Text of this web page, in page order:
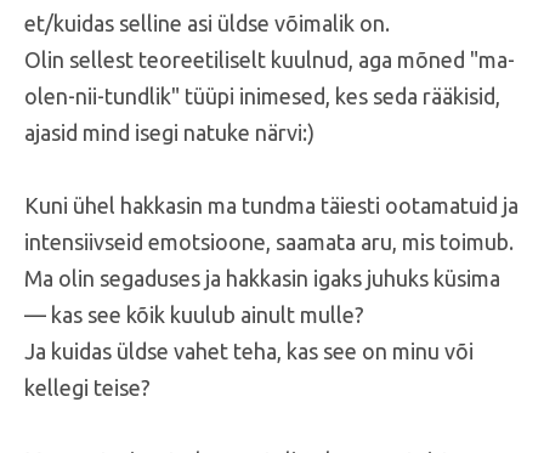
et/kuidas selline asi üldse võimalik on.
Olin sellest teoreetiliselt kuulnud, aga mõned "ma-
olen-nii-tundlik" tüüpi inimesed, kes seda rääkisid,
ajasid mind isegi natuke närvi:)
Kuni ühel hakkasin ma tundma täiesti ootamatuid ja
intensiivseid emotsioone, saamata aru, mis toimub.
Ma olin segaduses ja hakkasin igaks juhuks küsima
— kas see kõik kuulub ainult mulle?
Ja kuidas üldse vahet teha, kas see on minu või
kellegi teise?